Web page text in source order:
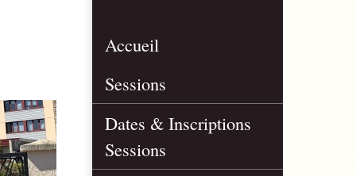
Accueil
Sessions
Dates & Inscriptions
Sessions